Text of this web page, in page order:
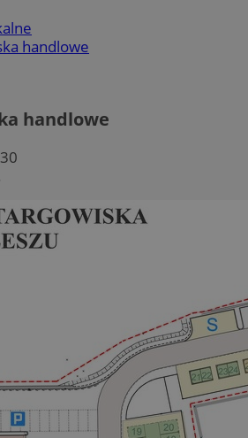
handlowe
handlowe